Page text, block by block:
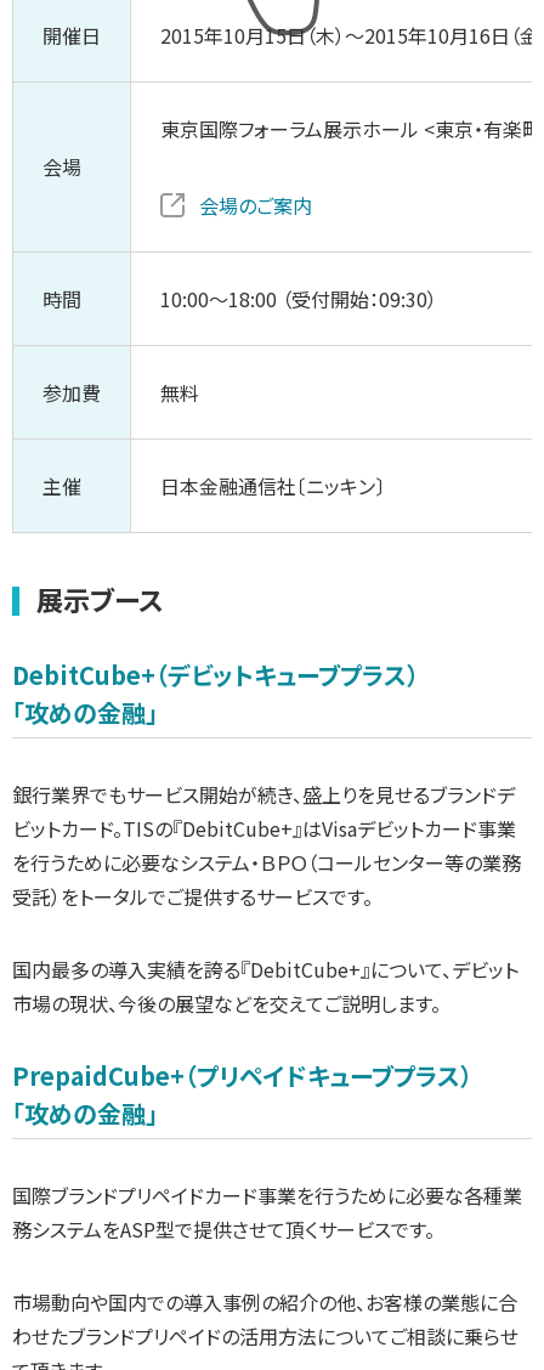
開催日 2015年10月15日（木）～2015年10月16日（金
会場
東京国際フォーラム展示ホール <東京・有楽
会場のご案内
時間 10:00～18:00 （受付開始：09:30）
参加費 無料
主催 日本金融通信社〔ニッキン〕
展示ブース
DebitCube+（デビットキューブプラス）
「攻めの金融」
銀行業界でもサービス開始が続き、盛上りを見せるブランドデ
ビットカード。TISの『DebitCube+』はVisaデビットカード事業
を行うために必要なシステム・ＢＰＯ（コールセンター等の業務
受託）をトータルでご提供するサービスです。
国内最多の導入実績を誇る『DebitCube+』について、デビット
市場の現状、今後の展望などを交えてご説明します。
PrepaidCube+（プリペイドキューブプラス）
「攻めの金融」
国際ブランドプリペイドカード事業を行うために必要な各種業
務システムをASP型で提供させて頂くサービスです。
市場動向や国内での導入事例の紹介の他、お客様の業態に合
わせたブランドプリペイドの活用方法についてご相談に乗らせ